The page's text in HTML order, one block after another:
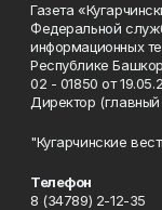
Газета
Федеральной
информационных
Республике
02 - 01850 от
Директор
"Кугарчинские
Телефон
8 (34789) 2-12-35